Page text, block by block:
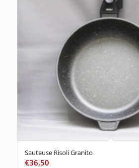
Sauteuse Risoli Granito
€36,50